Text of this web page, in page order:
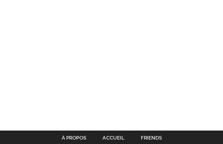
À PROPOS ACCUEIL FRIENDS